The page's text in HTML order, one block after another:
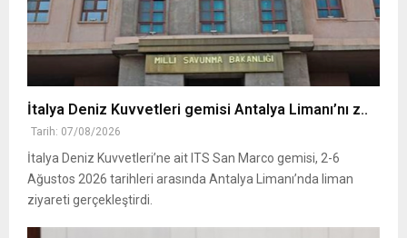
İtalya Deniz Kuvvetleri gemisi Antalya Limanı’nı z..
Tarih: 07/08/2026
İtalya Deniz Kuvvetleri’ne ait ITS San Marco gemisi, 2-6
Ağustos 2026 tarihleri arasında Antalya Limanı’nda liman
ziyareti gerçekleştirdi.